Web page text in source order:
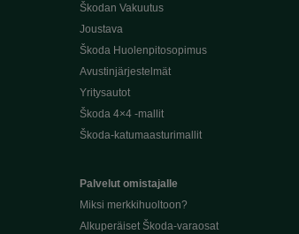
Škodan Vakuutus
Joustava
Škoda Huolenpitosopimus
Avustinjärjestelmät
Yritysautot
Škoda 4×4 -mallit
Škoda-katumaasturimallit
Palvelut omistajalle
Miksi merkkihuoltoon?
Alkuperäiset Škoda-varaosat